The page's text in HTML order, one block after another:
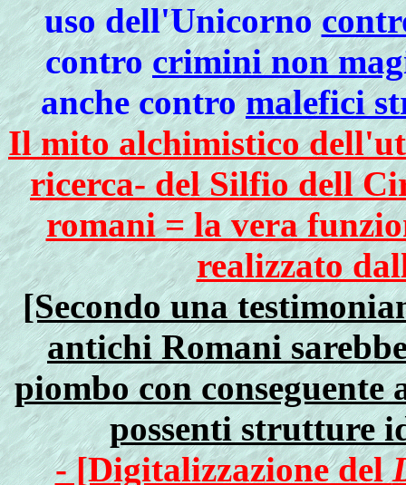
uso dell'Unicorno
controcrimini non
anche contromalefici
Il mito alchimistico
ricerca- del Silfio dell
romani = la vera
realizzato
[Secondo una
antichi Romani
piombo con conseguente
possenti strutture
- [Digitalizzazione del